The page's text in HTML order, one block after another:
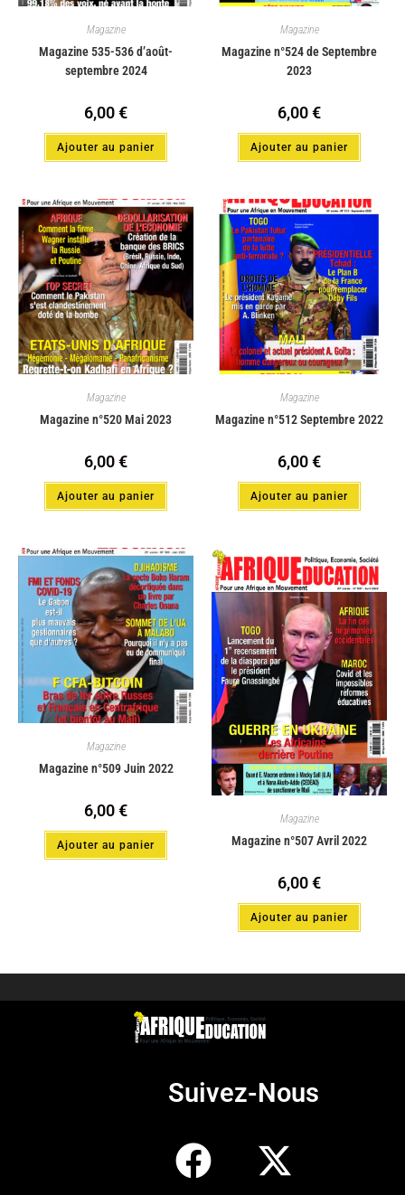
Magazine
Magazine 535-536 d’août-
septembre 2024
6,00€
Ajouter au panier
Magazine
Magazine n°524 de Septembre
2023
6,00€
Ajouter au panier
Magazine
Magazine n°520 Mai 2023
6,00€
Ajouter au panier
Magazine
Magazine n°512 Septembre 2022
6,00€
Ajouter au panier
Magazine
Magazine n°509 Juin 2022
6,00€
Ajouter au panier
Magazine
Magazine n°507 Avril 2022
6,00€
Ajouter au panier
Suivez-Nous